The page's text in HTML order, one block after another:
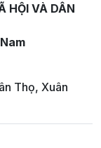
HỘI VÀ DÂN
Thọ, Xuân